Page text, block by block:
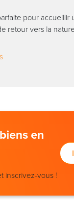
pour
retour vers la
en
inscrivez-vous !